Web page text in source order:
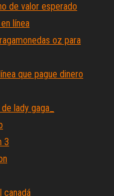
de valor esperado
línea
oz para
que pague dinero
lady gaga_
3
canadá